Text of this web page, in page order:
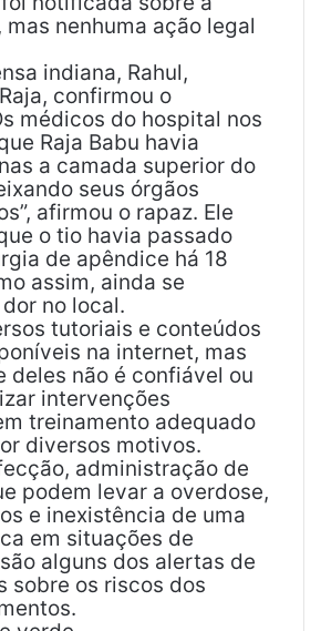
nenhuma ação legal
indiana, Rahul,
confirmou o
médicos do hospital nos
Raja Babu havia
a camada superior do
seus órgãos
afirmou o rapaz. Ele
o tio havia passado
de apêndice há 18
assim, ainda se
no local.
tutoriais e conteúdos
na internet, mas
deles não é confiável ou
intervenções
treinamento adequado
diversos motivos.
administração de
podem levar a overdose,
e inexistência de uma
em situações de
alguns dos alertas de
sobre os riscos dos